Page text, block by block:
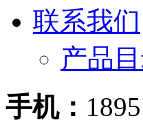
联系我们
产品
手机：